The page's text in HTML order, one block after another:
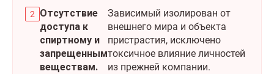
Отсутствие
доступа к
спиртному и
запрещенным
веществам.
Зависимый изолирован от
внешнего мира и объекта
пристрастия, исключено
токсичное влияние личностей
из прежней компании.